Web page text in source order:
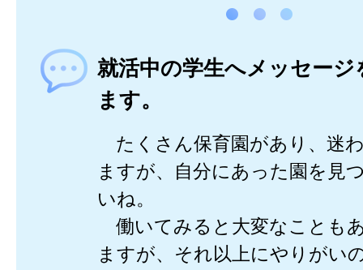
就活中の学生へメッセージ
ます。
たくさん保育園があり、迷
ますが、自分にあった園を見
いね。
働いてみると大変なことも
ますが、それ以上にやりがい